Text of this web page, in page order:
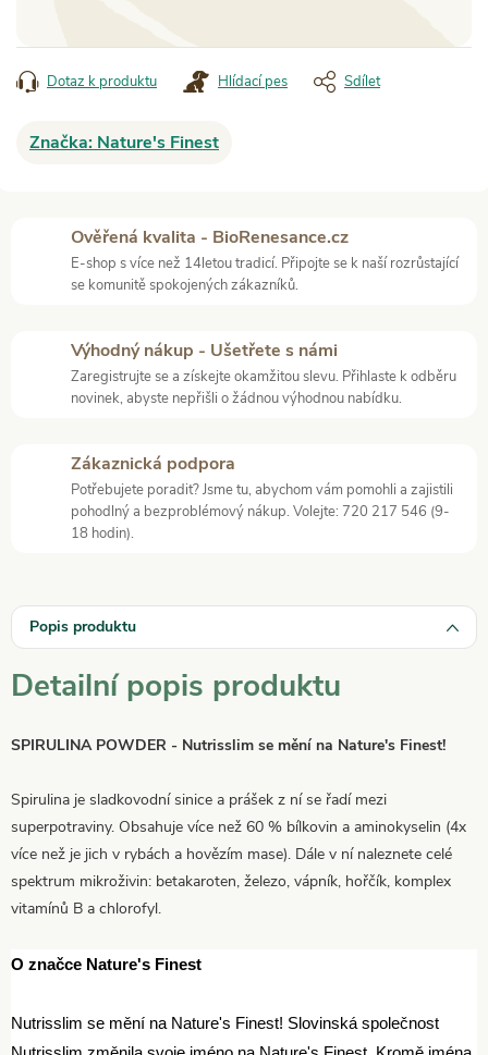
Dotaz k produktu Hlídací pes Sdílet
Značka: Nature's Finest
Ověřená kvalita - BioRenesance.cz
E-shop s více než 14letou tradicí. Připojte se k naší rozrůstající
se komunitě spokojených zákazníků.
Výhodný nákup - Ušetřete s námi
Zaregistrujte se a získejte okamžitou slevu. Přihlaste k odběru
novinek, abyste nepřišli o žádnou výhodnou nabídku.
Zákaznická podpora
Potřebujete poradit? Jsme tu, abychom vám pomohli a zajistili
pohodlný a bezproblémový nákup. Volejte: 720 217 546 (9-
18 hodin).
Popis produktu
Detailní popis produktu
SPIRULINA POWDER - Nutrisslim se mění na Nature's Finest!
Spirulina je sladkovodní sinice a prášek z ní se řadí mezi
superpotraviny. Obsahuje více než 60 % bílkovin a aminokyselin (4x
více než je jich v rybách a hovězím mase). Dále v ní naleznete celé
spektrum mikroživin: betakaroten, železo, vápník, hořčík, komplex
vitamínů B a chlorofyl.
O značce Nature's Finest
Nutrisslim se mění na Nature's Finest! Slovinská společnost